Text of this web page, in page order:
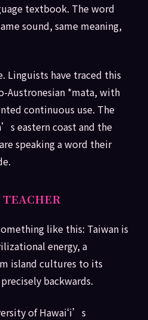
textbook. The word
sound, same meaning,
Linguists have traced this
Austronesian *mata, with
continuous use. The
eastern coast and the
speaking a word their
like this: Taiwan is
energy, a
island cultures to its
backwards.
of Hawaiʻi’s